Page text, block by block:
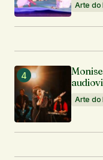
Arte do
Arte do